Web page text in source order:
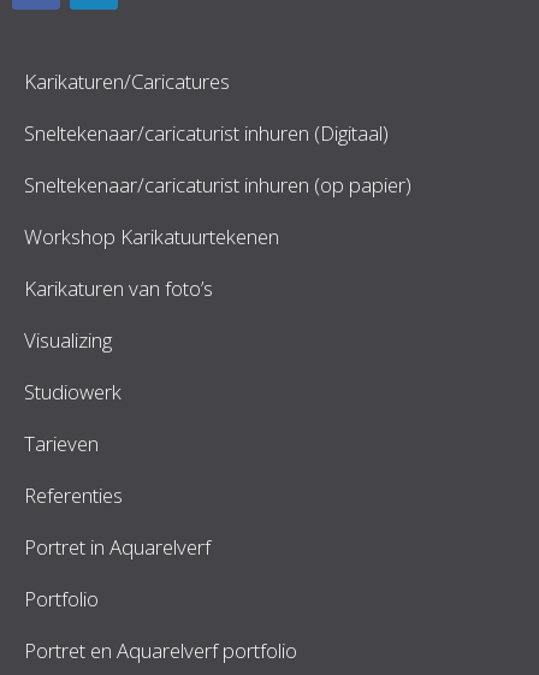
Karikaturen/Caricatures
Sneltekenaar/caricaturist inhuren (Digitaal)
Sneltekenaar/caricaturist inhuren (op papier)
Workshop Karikatuurtekenen
Karikaturen van foto’s
Visualizing
Studiowerk
Tarieven
Referenties
Portret in Aquarelverf
Portfolio
Portret en Aquarelverf portfolio